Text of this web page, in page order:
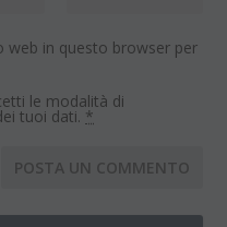
web in questo browser per
le modalità di
tuoi dati. *